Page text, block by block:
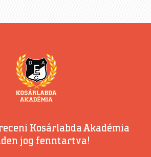
Kosárlabda Akadémia
jog fenntartva!